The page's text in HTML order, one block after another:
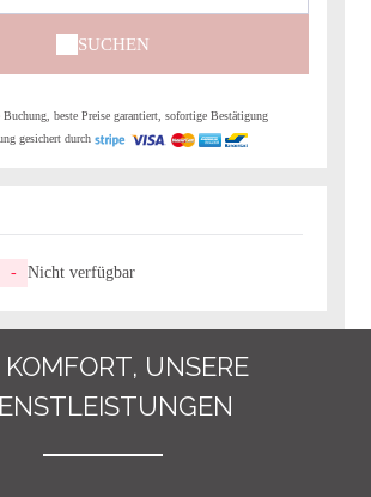
SUCHEN
Buchung, beste Preise garantiert, sofortige Bestätigung
gesichert durch
- Nicht verfügbar
KOMFORT, UNSERE